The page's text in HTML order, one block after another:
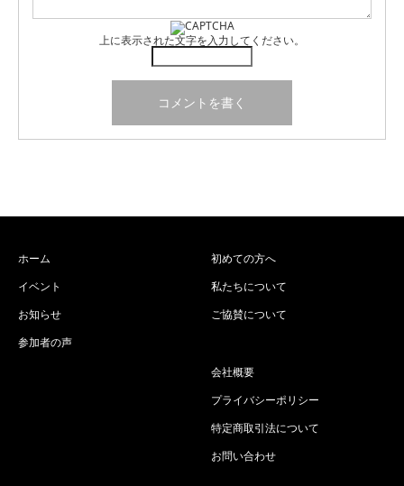
上に表示された文字を入力してください。
ホーム
イベント
お知らせ
参加者の声
初めての方へ
私たちについて
ご協賛について
会社概要
プライバシーポリシー
特定商取引法について
お問い合わせ